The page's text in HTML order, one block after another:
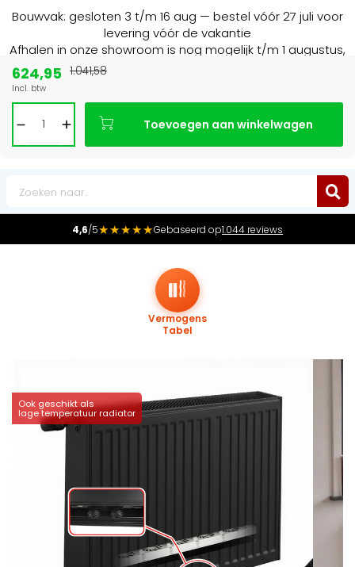
Bouwvak: gesloten 3 t/m 16 aug — bestel vóór 27 juli voor
levering vóór de vakantie
Afhalen in onze showroom is nog mogelijk t/m 1 augustus,
4,6/5★★★★★Gebaseerd op1.044 reviews
Ook geschikt als
lage temperatuur radiator
Vermogens
Tabel
624,95
Incl. btw
1.041,58
Toevoegen aan winkelwagen